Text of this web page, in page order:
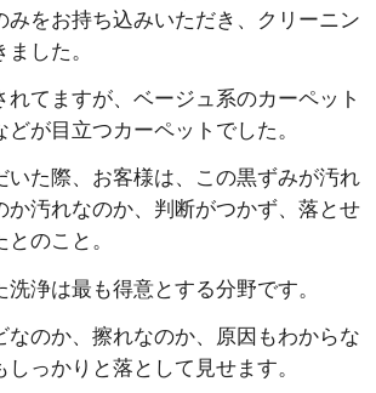
みをお持ち込みいただき、クリーニン
した。
れてますが、ベージュ系のカーペット
が目立つカーペットでした。
いた際、お客様は、この黒ずみが汚れ
か汚れなのか、判断がつかず、落とせ
のこと。
浄は最も得意とする分野です。
なのか、擦れなのか、原因もわからな
っかりと落として見せます。